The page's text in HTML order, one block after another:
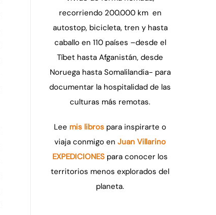
recorriendo 200.000 km en
autostop, bicicleta, tren y hasta
caballo en 110 países –desde el
Tíbet hasta Afganistán, desde
Noruega hasta Somalilandia- para
documentar la hospitalidad de las
culturas más remotas.
Lee mis libros para inspirarte o
viaja conmigo en Juan Villarino
EXPEDICIONES para conocer los
territorios menos explorados del
planeta.